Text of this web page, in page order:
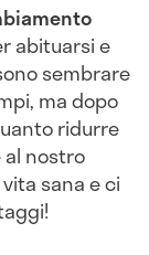
abituarsi e
sembrare
ma dopo
ridurre
al nostro
sana e ci